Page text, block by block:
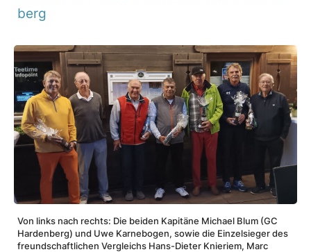
berg
Von links nach rechts: Die beiden Kapi­täne Michael Blum (GC
Harden­berg) und Uwe Karne­bogen, sowie die Einzel­sieger des
freund­schaft­li­chen Vergleichs Hans-Dieter Knie­riem, Marc